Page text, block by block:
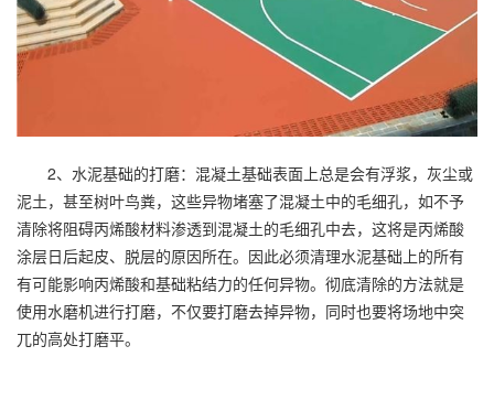
2、水泥基础的打磨：混凝土基础表面上总是会有浮浆，灰尘或
泥土，甚至树叶鸟粪，这些异物堵塞了混凝土中的毛细孔，如不予
清除将阻碍丙烯酸材料渗透到混凝土的毛细孔中去，这将是丙烯酸
涂层日后起皮、脱层的原因所在。因此必须清理水泥基础上的所有
有可能影响丙烯酸和基础粘结力的任何异物。彻底清除的方法就是
使用水磨机进行打磨，不仅要打磨去掉异物，同时也要将场地中突
兀的高处打磨平。